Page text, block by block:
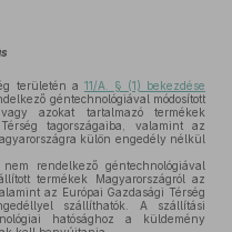
területén a 11/A. § (1) bekezdése
géntechnológiával módosított
azokat tartalmazó termékek
tagországaiba, valamint az
külön engedély nélkül
rendelkező géntechnológiával
termékek Magyarországról az
az Európai Gazdasági Térség
szállíthatók. A szállítási
hatósághoz a küldemény